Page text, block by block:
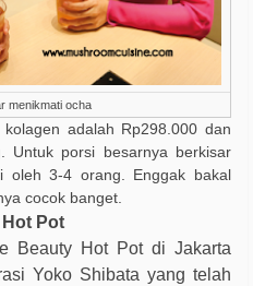
menikmati ocha
adalah Rp298.000 dan
Untuk porsi besarnya berkisar
oleh 3-4 orang. Enggak bakal
cocok banget.
Pot
Beauty Hot Pot di Jakarta
Yoko Shibata yang telah